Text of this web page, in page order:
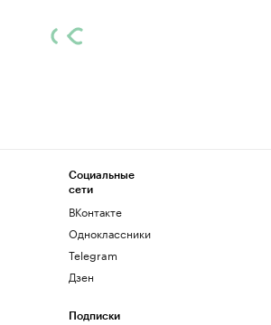
Социальные
сети
ВКонтакте
Одноклассники
Telegram
Дзен
Подписки